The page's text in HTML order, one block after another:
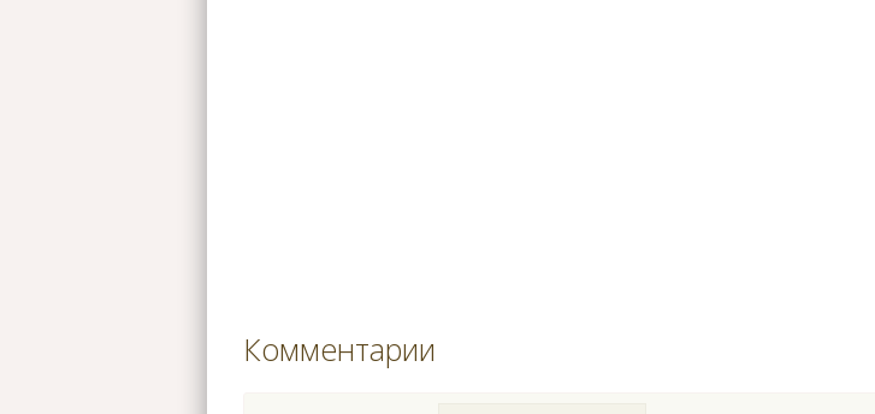
Комментарии